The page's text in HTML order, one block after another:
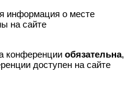
информация о месте
на сайте
конференции обязательна,
доступен на сайте